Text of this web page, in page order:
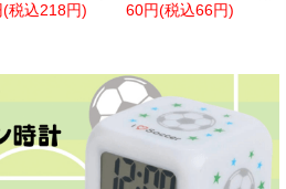
ー 単価１８４
(税込218円)
筆 単価４８円～
60円(税込66円)